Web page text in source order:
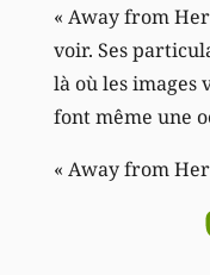
« Away from
voir. Ses
là où les images
font même une
« Away from Her